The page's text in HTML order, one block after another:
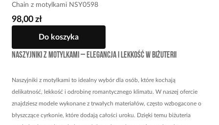
Chain z motylkami NSY0598
98,00 zł
Do koszyka
Naszyjniki z motylkami – elegancja i lekkość w biżuterii
Naszyjniki z motylkami to idealny wybór dla osób, które kochają
delikatność, lekkość i odrobinę romantycznego klimatu. W naszej ofercie
znajdziesz modele wykonane z trwałych materiałów, często wzbogacone o
błyszczące cyrkonie, które dodają całości uroku. Dzięki temu biżuteria